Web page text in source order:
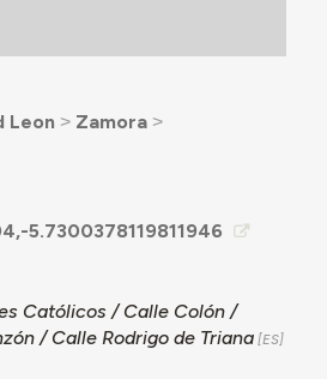
Leon ˃ Zamora˃
5.7300378119811946
Católicos / Calle Colón /
/ Calle Rodrigo de Triana